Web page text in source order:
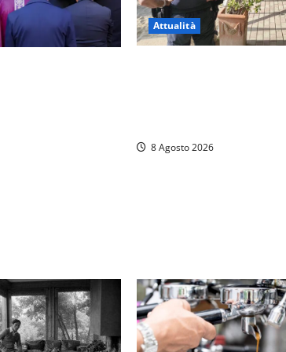
Attualità
8 Agosto 2026